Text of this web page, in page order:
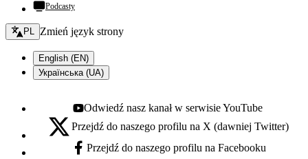
Podcasty
Zmień język - bieżący:
PL Zmień język strony
English (EN)
Українська (UA)
Youtube - otwiera się w nowej karcie
Odwiedź nasz kanał w serwisie YouTube
X - otwiera się w nowej karcie
Przejdź do naszego profilu na X (dawniej Twitter)
Facebook - otwiera się w nowej karcie
Przejdź do naszego profilu na Facebooku